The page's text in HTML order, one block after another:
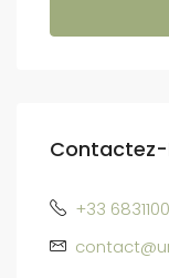
Contactez-
+33